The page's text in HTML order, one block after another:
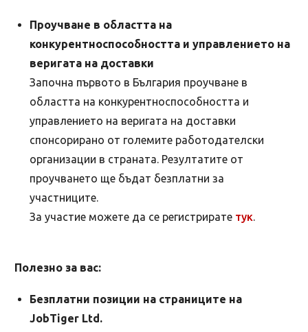
Проучване в областта на
конкурентноспособността и управлението на
веригата на доставки
Започна първото в България проучване в
областта на конкурентноспособността и
управлението на веригата на доставки
спонсорирано от големите работодателски
организации в страната. Резултатите от
проучването ще бъдат безплатни за
участниците.
За участие можете да се регистрирате тук.
Полезно за вас:
Безплатни позиции на страниците на
JobTiger Ltd.